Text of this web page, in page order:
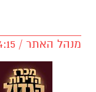
מנהל האתר / 14:15 18.01.22